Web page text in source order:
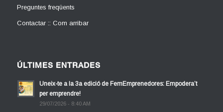
Preguntes freqüents
Contactar :: Com arribar
ÚLTIMES ENTRADES
Uneix-te a la 3a edició de FemEmprenedores: Empodera’t
per emprendre!
29/07/2026 - 8:40 AM